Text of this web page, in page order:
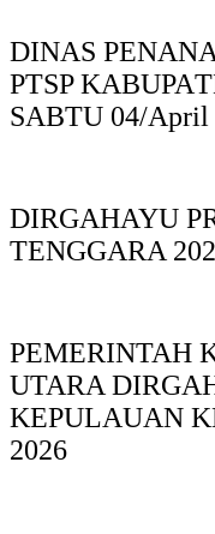
DINAS
PTSP
SABTU 04/April
DIRGAHAYU
TENGGARA
PEMERINTAH
UTARA
KEPULAUAN
2026